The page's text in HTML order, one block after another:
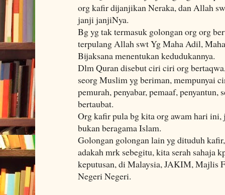
org kafir dijanjikan Neraka, dan Allah
janji janjiNya.
Bg yg tak termasuk golongan org org
terpulang Allah swt Yg Maha Adil,
Bijaksana menentukan kedudukannya.
Dlm Quran disebut ciri ciri org
seorg Muslim yg beriman, mempunyai
pemurah, penyabar, pemaaf, penyantun,
bertaubat.
Org kafir pula bg kita org awam hari ini,
bukan beragama Islam.
Golongan golongan lain yg dituduh
adakah mrk sebegitu, kita serah sahaja
keputusan, di Malaysia, JAKIM, Majlis
Negeri Negeri.